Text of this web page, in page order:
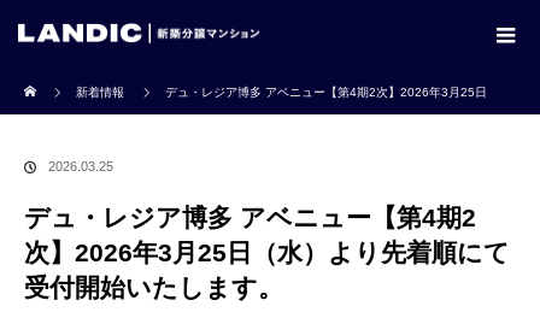
新着情報
デュ・レジア博多 アベニュー【第4期2次】2026年3月25日
2026.03.25
デュ・レジア博多 アベニュー【第4期2
次】2026年3月25日（水）より先着順にて
受付開始いたします。